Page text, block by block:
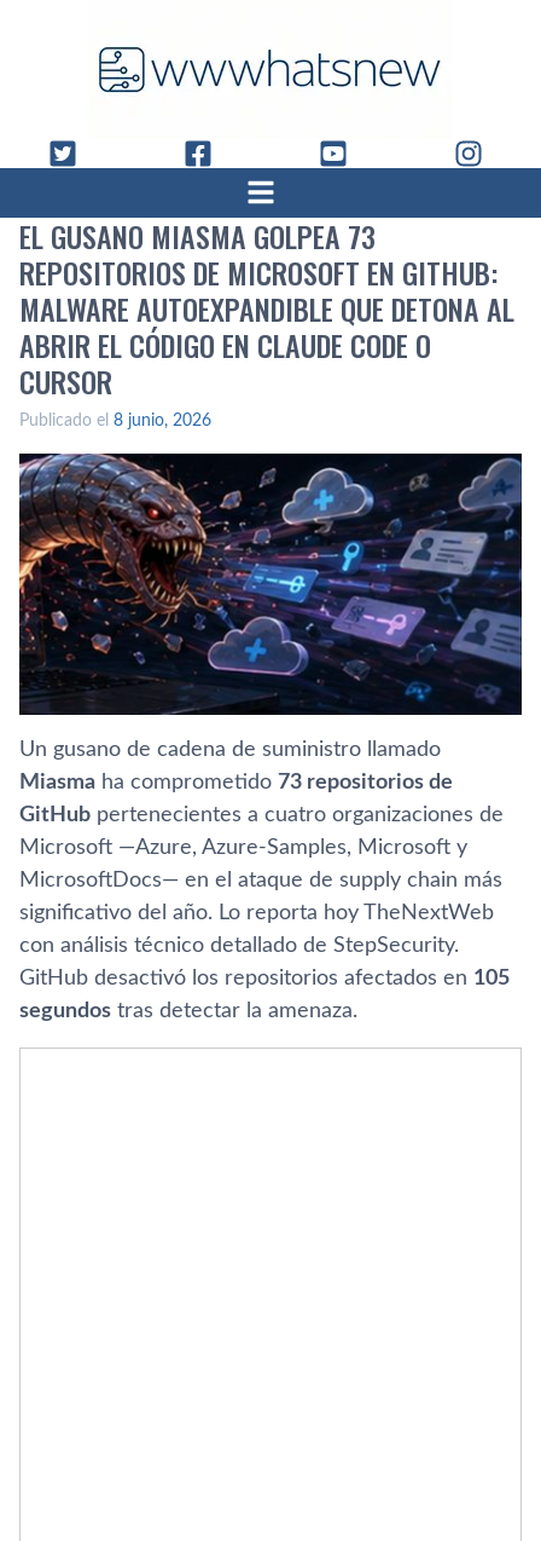
EL GUSANO MIASMA GOLPEA 73
REPOSITORIOS DE MICROSOFT EN GITHUB:
MALWARE AUTOEXPANDIBLE QUE DETONA AL
ABRIR EL CÓDIGO EN CLAUDE CODE O
CURSOR
Publicado el 8 junio, 2026
Un gusano de cadena de suministro llamado
Miasma ha comprometido 73 repositorios de
GitHub pertenecientes a cuatro organizaciones de
Microsoft —Azure, Azure-Samples, Microsoft y
MicrosoftDocs— en el ataque de supply chain más
significativo del año. Lo reporta hoy TheNextWeb
con análisis técnico detallado de StepSecurity.
GitHub desactivó los repositorios afectados en 105
segundos tras detectar la amenaza.